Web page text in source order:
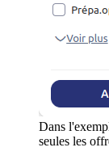
Dans
seules les